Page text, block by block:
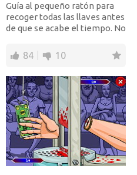
Guía al pequeño ratón para
recoger todas las llaves antes
de que se acabe el tiempo. No
84 10